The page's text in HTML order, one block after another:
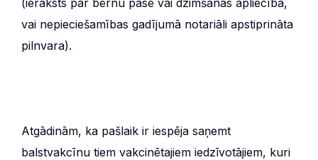
vai nepieciešamības gadījumā notariāli apstiprināta
pilnvara).
Atgādinām, ka pašlaik ir iespēja saņemt
balstvakcīnu tiem vakcinētajiem iedzīvotājiem, kuri